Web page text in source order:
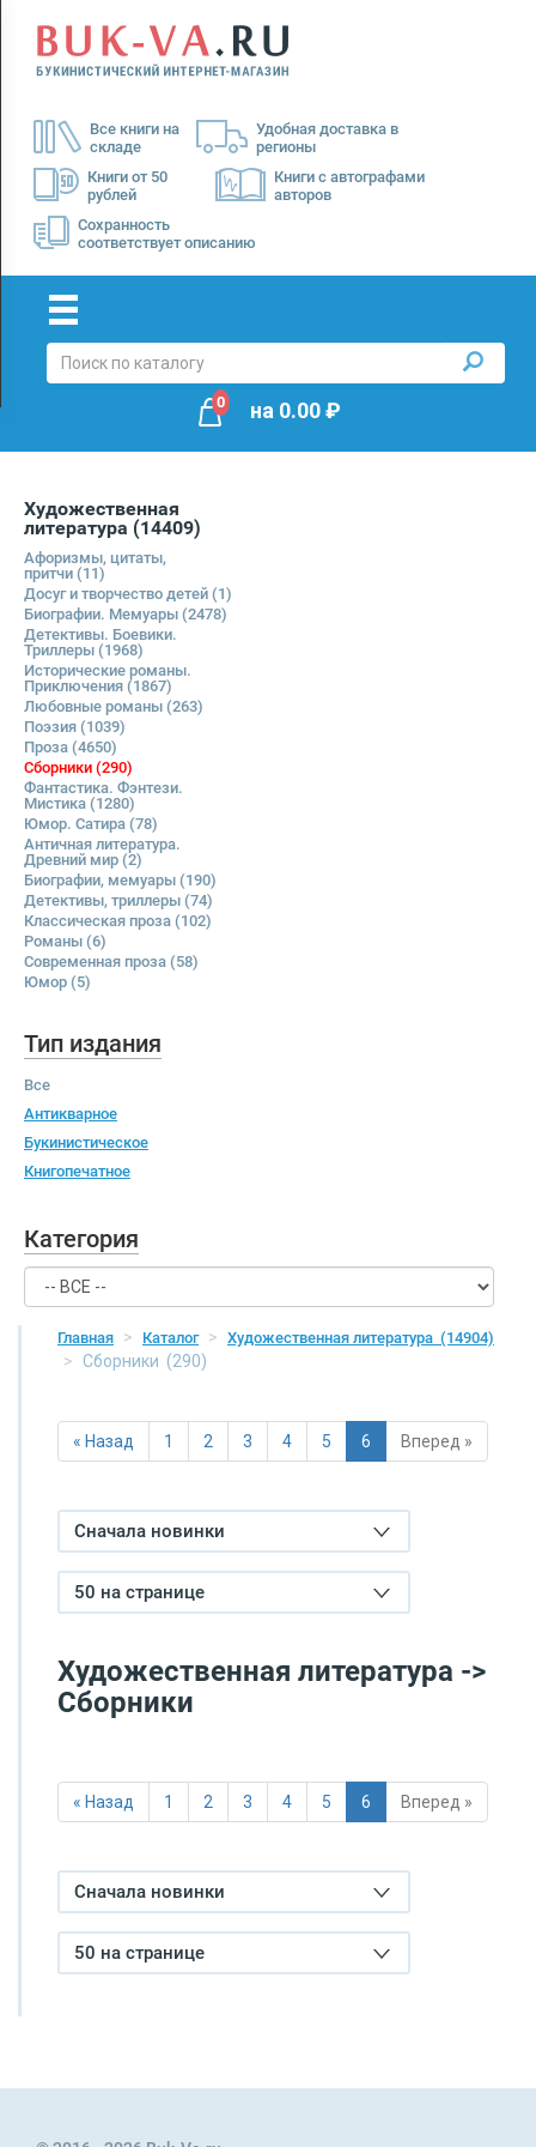
Все книги на
складе
Удобная доставка в
регионы
Книги от 50
рублей
Книги с автографами
авторов
Сохранность
соответствует описанию
Menu
Доставка
Оплата
0 на 0.00₽
Художественная
литература (14409)
Афоризмы, цитаты,
притчи (11)
Досуг и творчество детей (1)
Биографии. Мемуары (2478)
Детективы. Боевики.
Триллеры (1968)
Исторические романы.
Приключения (1867)
Любовные романы (263)
Поэзия (1039)
Проза (4650)
Сборники (290)
Фантастика. Фэнтези.
Мистика (1280)
Юмор. Сатира (78)
Античная литература.
Древний мир (2)
Биографии, мемуары (190)
Детективы, триллеры (74)
Классическая проза (102)
Романы (6)
Современная проза (58)
Юмор (5)
Тип издания
Все
Антикварное
Букинистическое
Книгопечатное
Категория
Главная Каталог Художественная литература (14904)
Сборники (290)
« Назад 1 2 3 4 5 6 Вперед »
Сначала новинки
50 на странице
Художественная литература ->
Сборники
« Назад 1 2 3 4 5 6 Вперед »
Сначала новинки
50 на странице